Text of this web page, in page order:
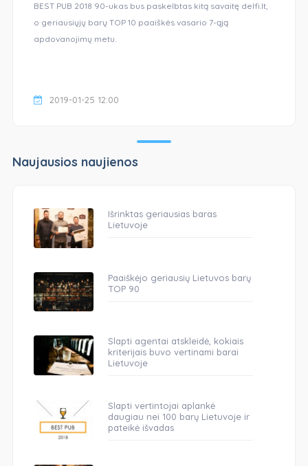
BEST PUB 2018 90-ukas bus paskelbtas kitą savaitę delfi.lt,
o geriausiųjų barų TOP 10 paaiškės vasario 7-ąją
apdovanojimų metu.
2019-01-25 12:00
Naujausios naujienos
Išrinktas geriausias baras
Lietuvoje
Paaiškėjo geriausių Lietuvos barų
TOP 90
Slapti agentai atskleidė, kokiais
kriterijais buvo vertinami barai
Lietuvoje
Slapti vertintojai aplankė
daugiau nei 100 barų Lietuvoje ir
pateikė išvadas